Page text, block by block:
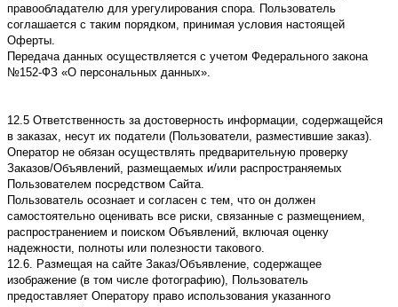
правообладателю для урегулирования спора. Пользователь
соглашается с таким порядком, принимая условия настоящей
Оферты.
Передача данных осуществляется с учетом Федерального закона
№152-ФЗ «О персональных данных».
12.5 Ответственность за достоверность информации, содержащейся
в заказах, несут их податели (Пользователи, разместившие заказ).
Оператор не обязан осуществлять предварительную проверку
Заказов/Объявлений, размещаемых и/или распространяемых
Пользователем посредством Сайта.
Пользователь осознает и согласен с тем, что он должен
самостоятельно оценивать все риски, связанные с размещением,
распространением и поиском Объявлений, включая оценку
надежности, полноты или полезности такового.
12.6. Размещая на сайте Заказ/Объявление, содержащее
изображение (в том числе фотографию), Пользователь
предоставляет Оператору право использования указанного